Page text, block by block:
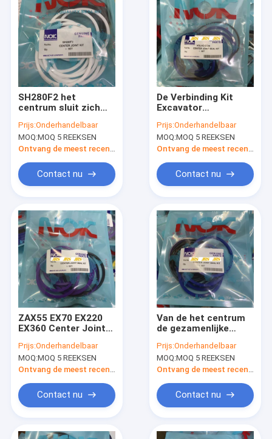
Producten
Ongeveer ons
Fabrieksreis
Kwaliteitscontrole
Nieuws
Gevallen
SH280F2 het
centrum sluit zich
Kit Control Valve
Seal Kit van
Verbindingskit arm
Prijs:Onderhandelbaar
MOQ:MOQ 5 REEKSEN
Ontvang de meest recente Prijs
Contact nu
De Verbinding Kit
Excavator
van EC80 EC210
EC220 EC360 EC
Prijs:Onderhandelbaar
MOQ:MOQ 5 REEKSEN
Ontvang de meest recente Prijs
Contact nu
ZAX55 EX70 EX220
EX360 Center Joint
reserveonderdelen
voor graafmachines
Prijs:Onderhandelbaar
MOQ:MOQ 5 REEKSEN
Ontvang de meest recente Prijs
Contact nu
Van de het centrum
de gezamenlijke
SK210 SK250 SK300
SK330 O-ring van de
uitrustings
Seal Kit Rubber
Prijs:Onderhandelbaar
MOQ:MOQ 5 REEKSEN
Ontvang de meest recente Prijs
Contact nu